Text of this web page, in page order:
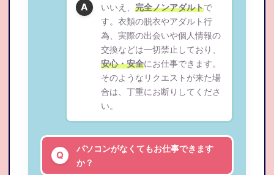
いいえ、完全ノンアダルトで
す。衣類の脱衣やアダルト行
為、実際の出会いや個人情報の
交換などは一切禁止しており、
安心・安全にお仕事できます。
そのようなリクエストが来た場
合は、丁重にお断りしてくださ
い。
パソコンがなくてもお仕事できます
か？